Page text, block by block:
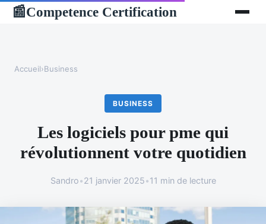
📰Competence Certification
Accueil›Business
BUSINESS
Les logiciels pour pme qui
révolutionnent votre quotidien
Sandro•21 janvier 2025•11 min de lecture